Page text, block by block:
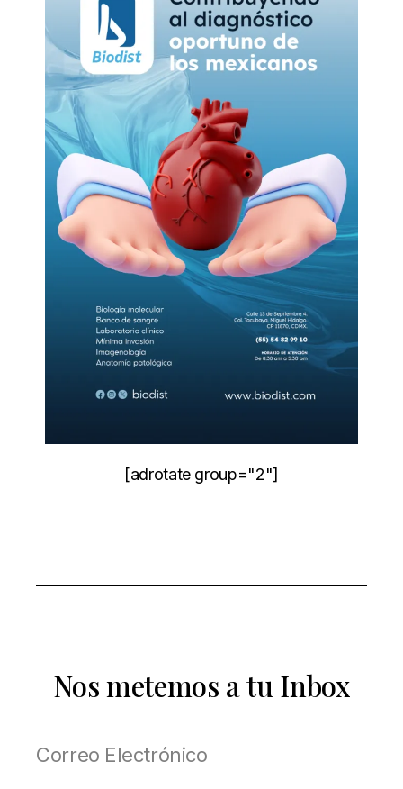
[adrotate group="2"]
Nos metemos a tu Inbox